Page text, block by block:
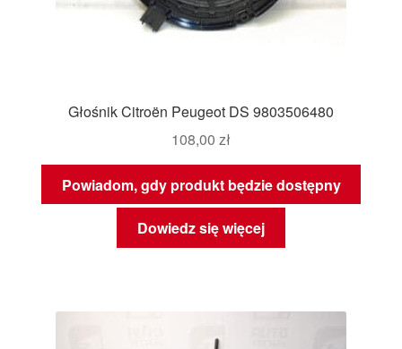
Głośnik Citroën Peugeot DS 9803506480
108,00 zł
Powiadom, gdy produkt będzie dostępny
Dowiedz się więcej